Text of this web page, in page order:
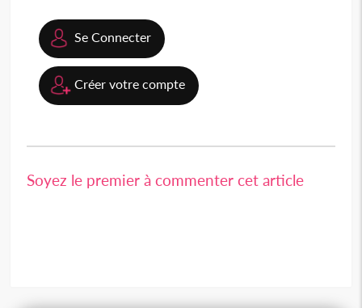
Se Connecter
Créer votre compte
Soyez le premier à commenter cet article